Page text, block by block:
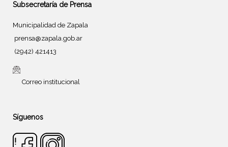
Subsecretaría de Prensa
Municipalidad de Zapala
prensa@zapala.gob.ar
(2942) 421413
Correo institucional
Síguenos